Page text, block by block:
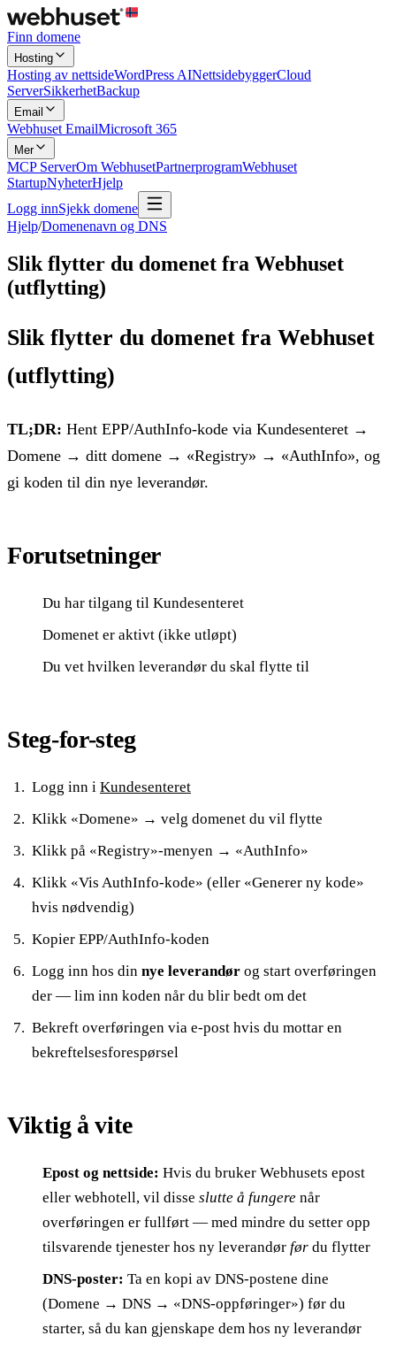
Finn domene
Hosting
Hosting av nettsideWordPress AINettsidebyggerCloud
ServerSikkerhetBackup
Email
Webhuset EmailMicrosoft 365
Mer
MCP ServerOm WebhusetPartnerprogramWebhuset
StartupNyheterHjelp
Logg innSjekk domene
Hjelp/Domenenavn og DNS
Slik flytter du domenet fra Webhuset
(utflytting)
Slik flytter du domenet fra Webhuset
(utflytting)
TL;DR: Hent EPP/AuthInfo-kode via Kundesenteret →
Domene → ditt domene → «Registry» → «AuthInfo», og
gi koden til din nye leverandør.
Forutsetninger
Du har tilgang til Kundesenteret
Domenet er aktivt (ikke utløpt)
Du vet hvilken leverandør du skal flytte til
Steg-for-steg
Logg inn i Kundesenteret
Klikk «Domene» → velg domenet du vil flytte
Klikk på «Registry»-menyen → «AuthInfo»
Klikk «Vis AuthInfo-kode» (eller «Generer ny kode»
hvis nødvendig)
Kopier EPP/AuthInfo-koden
Logg inn hos din nye leverandør og start overføringen
der — lim inn koden når du blir bedt om det
Bekreft overføringen via e-post hvis du mottar en
bekreftelsesforespørsel
Viktig å vite
Epost og nettside: Hvis du bruker Webhusets epost
eller webhotell, vil disse slutte å fungere når
overføringen er fullført — med mindre du setter opp
tilsvarende tjenester hos ny leverandør før du flytter
DNS-poster: Ta en kopi av DNS-postene dine
(Domene → DNS → «DNS-oppføringer») før du
starter, så du kan gjenskape dem hos ny leverandør